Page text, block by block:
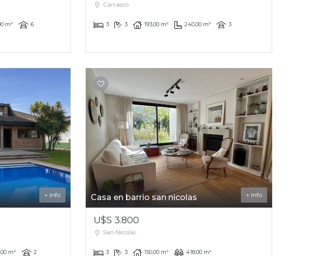
m² 6
Carrasco
3 3 193,00 m² 240,00 m² 3
+ Info
m² 2
Casa en barrio san nicolas + Info
U$S 3.800
San Nicolás
3 3 150,00 m² 418,00 m²